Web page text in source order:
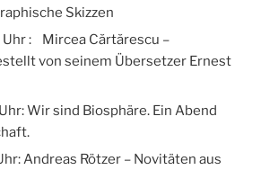
Skizzen
Uhr : Mircea Cărtărescu –
von seinem Übersetzer Ernest
Wir sind Biosphäre. Ein Abend
Andreas Rötzer – Novitäten aus